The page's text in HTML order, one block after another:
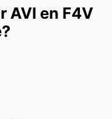
AVI en F4V